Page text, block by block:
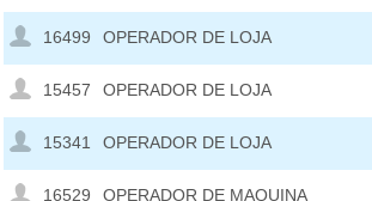
16499 OPERADOR DE LOJA
15457 OPERADOR DE LOJA
15341 OPERADOR DE LOJA
16529 OPERADOR DE MAQUINA